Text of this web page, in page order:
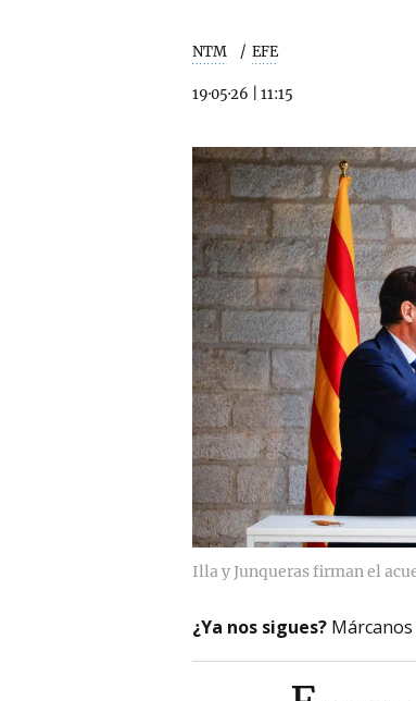
NTM EFE
19·05·26 11:15
Illa y Junqueras firman el
¿Ya nos sigues?